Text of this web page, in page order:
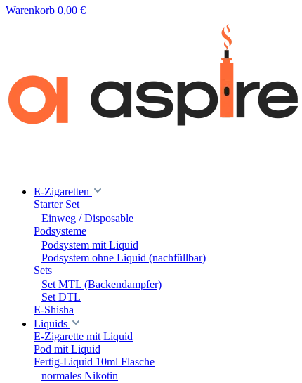
Warenkorb 0,00 €
E-Zigaretten
Starter Set
Einweg / Disposable
Podsysteme
Podsystem mit Liquid
Podsystem ohne Liquid (nachfüllbar)
Sets
Set MTL (Backendampfer)
Set DTL
E-Shisha
Liquids
E-Zigarette mit Liquid
Pod mit Liquid
Fertig-Liquid 10ml Flasche
normales Nikotin